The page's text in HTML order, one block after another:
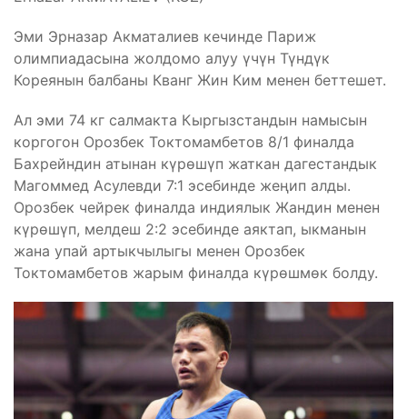
Эми Эрназар Акматалиев кечинде Париж
олимпиадасына жолдомо алуу үчүн Түндүк
Кореянын балбаны Кванг Жин Ким менен беттешет.
Ал эми 74 кг салмакта Кыргызстандын намысын
коргогон Орозбек Токтомамбетов 8/1 финалда
Бахрейндин атынан күрөшүп жаткан дагестандык
Магоммед Асулевди 7:1 эсебинде жеңип алды.
Орозбек чейрек финалда индиялык Жандин менен
күрөшүп, мелдеш 2:2 эсебинде аяктап, ыкманын
жана упай артыкчылыгы менен Орозбек
Токтомамбетов жарым финалда күрөшмөк болду.